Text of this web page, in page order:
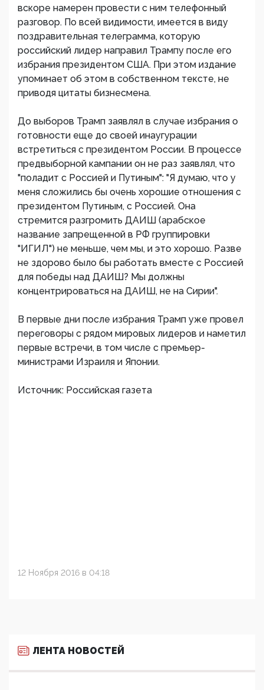
вскоре намерен провести с ним телефонный
разговор. По всей видимости, имеется в виду
поздравительная телеграмма, которую
российский лидер направил Трампу после его
избрания президентом США. При этом издание
упоминает об этом в собственном тексте, не
приводя цитаты бизнесмена.
До выборов Трамп заявлял в случае избрания о
готовности еще до своей инаугурации
встретиться с президентом России. В процессе
предвыборной кампании он не раз заявлял, что
"поладит с Россией и Путиным": "Я думаю, что у
меня сложились бы очень хорошие отношения с
президентом Путиным, с Россией. Она
стремится разгромить ДАИШ (арабское
название запрещенной в РФ группировки
"ИГИЛ") не меньше, чем мы, и это хорошо. Разве
не здорово было бы работать вместе с Россией
для победы над ДАИШ? Мы должны
концентрироваться на ДАИШ, не на Сирии".
В первые дни после избрания Трамп уже провел
переговоры с рядом мировых лидеров и наметил
первые встречи, в том числе с премьер-
министрами Израиля и Японии.
Источник: Российская газета
12 Ноября 2016 в 04:18
ЛЕНТА НОВОСТЕЙ